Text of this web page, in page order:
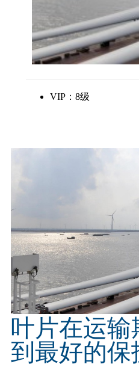
VIP：8级
叶片在运
到最好的保